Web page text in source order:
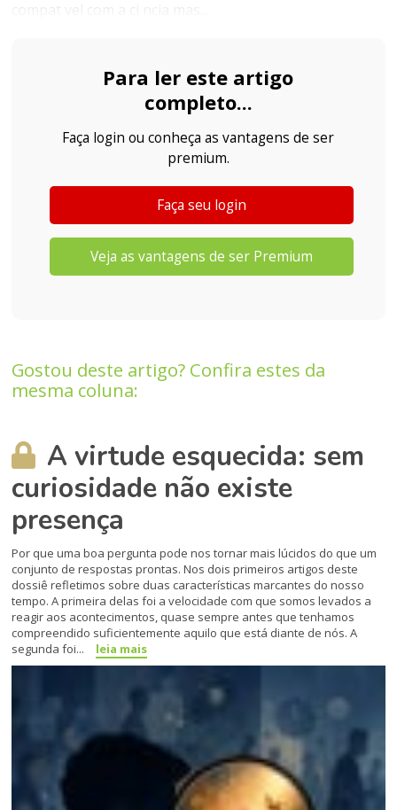
Para ler este artigo
completo...
Faça login ou conheça as vantagens de ser
premium.
Faça seu login
Veja as vantagens de ser Premium
Gostou deste artigo? Confira estes da
mesma coluna:
A virtude esquecida: sem
curiosidade não existe
presença
Por que uma boa pergunta pode nos tornar mais lúcidos do que um
conjunto de respostas prontas. Nos dois primeiros artigos deste
dossiê refletimos sobre duas características marcantes do nosso
tempo. A primeira delas foi a velocidade com que somos levados a
reagir aos acontecimentos, quase sempre antes que tenhamos
compreendido suficientemente aquilo que está diante de nós. A
segunda foi...
leia mais